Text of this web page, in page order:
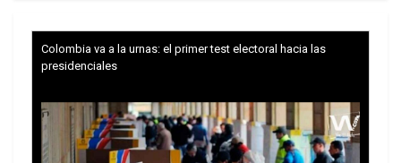
Colombia va a la urnas: el primer test electoral hacia las
presidenciales